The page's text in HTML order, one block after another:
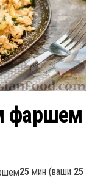
фаршем
25 мин (ваши 25